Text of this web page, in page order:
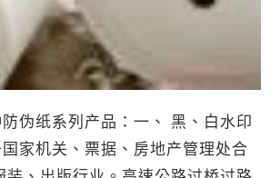
伪纸系列产品：一、 黑、白水印
家机关、票据、房地产管理处合